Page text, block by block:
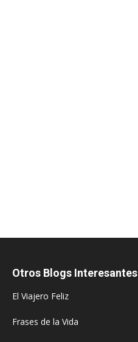
Otros Blogs Interesantes
El Viajero Feliz
Frases de la Vida